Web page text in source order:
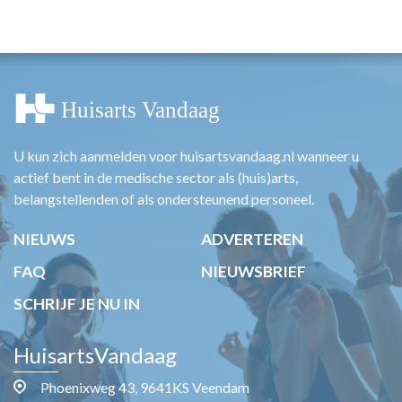
TARIEVEN
MEDISCHE VAKHANDEL
REGISTRATIE
U kun zich aanmelden voor huisartsvandaag.nl wanneer u
actief bent in de medische sector als (huis)arts,
belangstellenden of als ondersteunend personeel.
NIEUWS
ADVERTEREN
FAQ
NIEUWSBRIEF
SCHRIJF JE NU IN
HuisartsVandaag
Phoenixweg 43, 9641KS Veendam